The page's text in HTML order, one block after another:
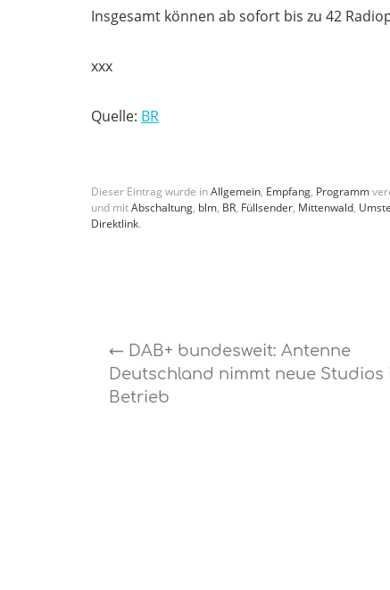
Insgesamt können ab sofort bis zu 42
xxx
Quelle: BR
Dieser Eintrag wurde inAllgemein, Empfang, Programm
und mitAbschaltung, blm, BR, Füllsender, Mittenwald,
Direktlink.
← DAB+ bundesweit: Antenne
Deutschland nimmt neue Studios
Betrieb